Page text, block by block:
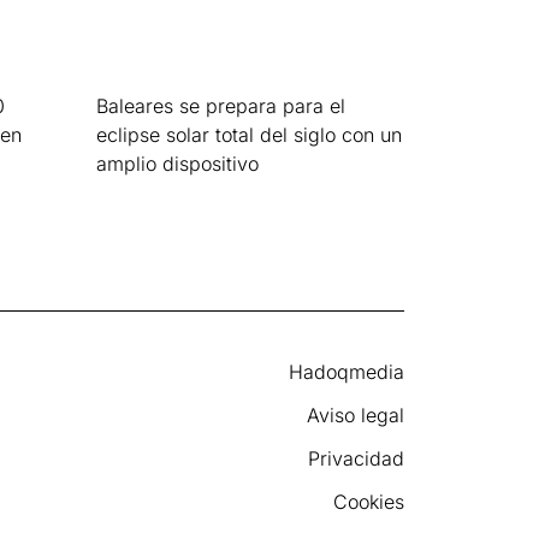
Baleares se prepara para el
eclipse solar total del siglo con un
amplio dispositivo
Hadoqmedia
Aviso legal
Privacidad
Cookies